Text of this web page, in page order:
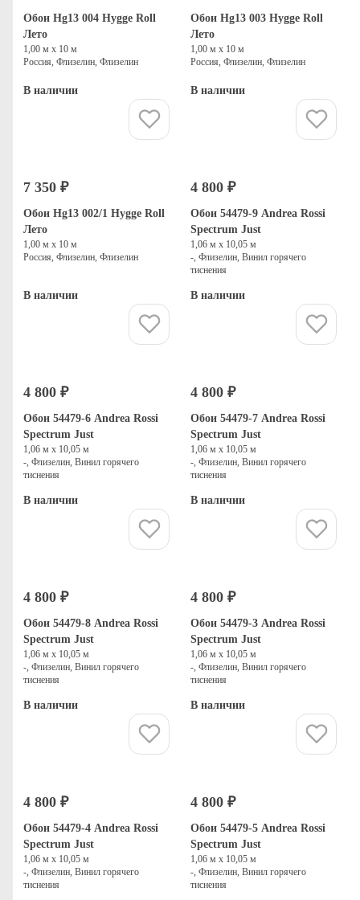
Обои Hg13 004 Hygge Roll
Лето
1,00 м х 10 м
Россия, Флизелин, Флизелин
В наличии
Обои Hg13 003 Hygge Roll
Лето
1,00 м х 10 м
Россия, Флизелин, Флизелин
В наличии
7 350 ₽
Обои Hg13 002/1 Hygge Roll
Лето
1,00 м х 10 м
Россия, Флизелин, Флизелин
В наличии
4 800 ₽
Обои 54479-9 Andrea Rossi
Spectrum Just
1,06 м х 10,05 м
-, Флизелин, Винил горячего
тиснения
В наличии
4 800 ₽
Обои 54479-6 Andrea Rossi
Spectrum Just
1,06 м х 10,05 м
-, Флизелин, Винил горячего
тиснения
В наличии
4 800 ₽
Обои 54479-7 Andrea Rossi
Spectrum Just
1,06 м х 10,05 м
-, Флизелин, Винил горячего
тиснения
В наличии
4 800 ₽
Обои 54479-8 Andrea Rossi
Spectrum Just
1,06 м х 10,05 м
-, Флизелин, Винил горячего
тиснения
В наличии
4 800 ₽
Обои 54479-3 Andrea Rossi
Spectrum Just
1,06 м х 10,05 м
-, Флизелин, Винил горячего
тиснения
В наличии
4 800 ₽
Обои 54479-4 Andrea Rossi
Spectrum Just
1,06 м х 10,05 м
-, Флизелин, Винил горячего
тиснения
4 800 ₽
Обои 54479-5 Andrea Rossi
Spectrum Just
1,06 м х 10,05 м
-, Флизелин, Винил горячего
тиснения